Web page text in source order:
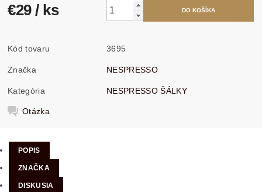
€29/ ks
Kód tovaru 3695
Značka NESPRESSO
Kategória NESPRESSO ŠÁLKY
Otázka
POPIS
ZNAČKA
DISKUSIA